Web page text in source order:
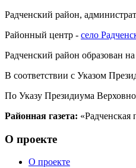
Радченский район,
Районный центр - село
Радченский район образован
В соответствии с Указом
По Указу Президиума
Районная газета: «Радченская
О проекте
О проекте